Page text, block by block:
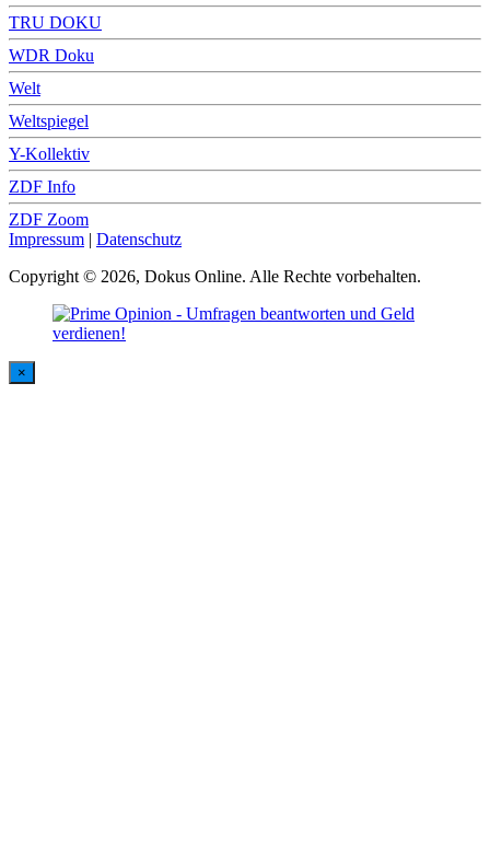
TRU DOKU
WDR Doku
Welt
Weltspiegel
Y-Kollektiv
ZDF Info
ZDF Zoom
Impressum | Datenschutz
Copyright © 2026, Dokus Online. Alle Rechte vorbehalten.
×